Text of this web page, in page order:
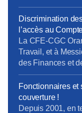
garderont leur
Discrimination
l’accès au
La CFE-CGC
Travail, et à
des Finances et
La « loi pour la
professionnel »
ambition une
réforme la
Fonctionnaires et
couverture !
Depuis 2001, en